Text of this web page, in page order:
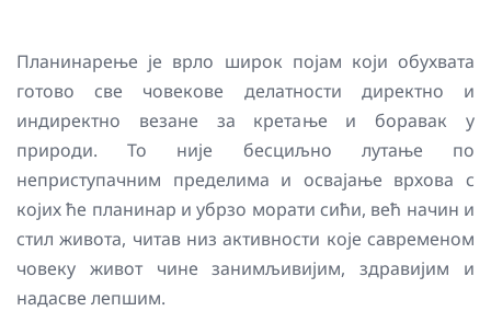
Планинарење је врло широк појам који обухвата
готово све човекове делатности директно и
индиректно везане за кретање и боравак у
природи. То није бесциљно лутање по
неприступачним пределима и освајање врхова с
којих ће планинар и убрзо морати сићи, већ начин и
стил живота, читав низ активности које савременом
човеку живот чине занимљивијим, здравијим и
надасве лепшим.